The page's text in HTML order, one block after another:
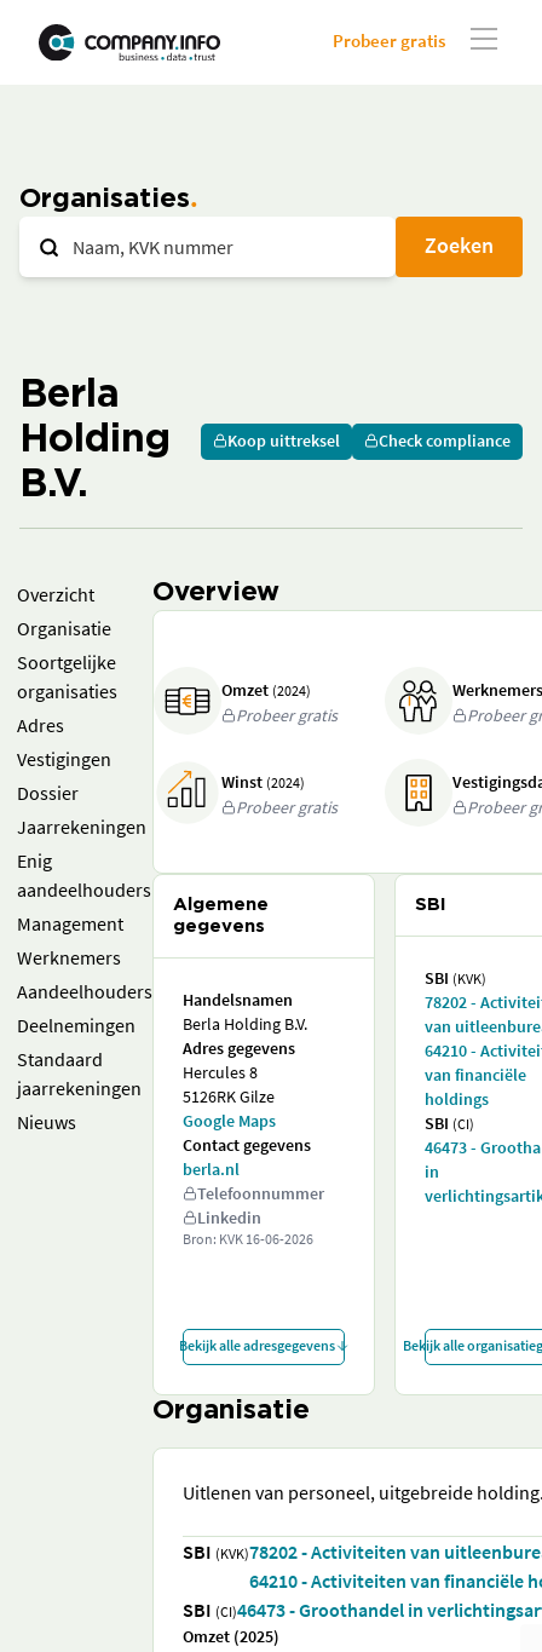
Probeer gratis
Organisaties
Zoeken
Berla
Holding
B.V.
Koop uittreksel Check compliance
Overzicht
Organisatie
Soortgelijke
organisaties
Adres
Vestigingen
Dossier
Jaarrekeningen
Enig
aandeelhouders
Management
Werknemers
Aandeelhouders
Deelnemingen
Standaard
jaarrekeningen
Nieuws
Overview
Omzet (2024)
Probeer gratis
Probeer
Winst (2024)
Probeer gratis
Probeer
Algemene
gegevens
Handelsnamen
Berla Holding B.V.
Adres gegevens
Hercules 8
5126RK Gilze
Google Maps
Contact gegevens
berla.nl
Telefoonnummer
Linkedin
Bron: KVK 16-06-2026
Bekijk alle adresgegevens
SBI
SBI (KVK)
78202 -
van
64210 -
van financiële
holdings
SBI (CI)
46473 -
in
Bekijk alle
Organisatie
Uitlenen van personeel, uitgebreide
SBI (KVK)78202 - Activiteiten van
64210 - Activiteiten van financiële
SBI (CI)46473 - Groothandel in
Omzet (2025)